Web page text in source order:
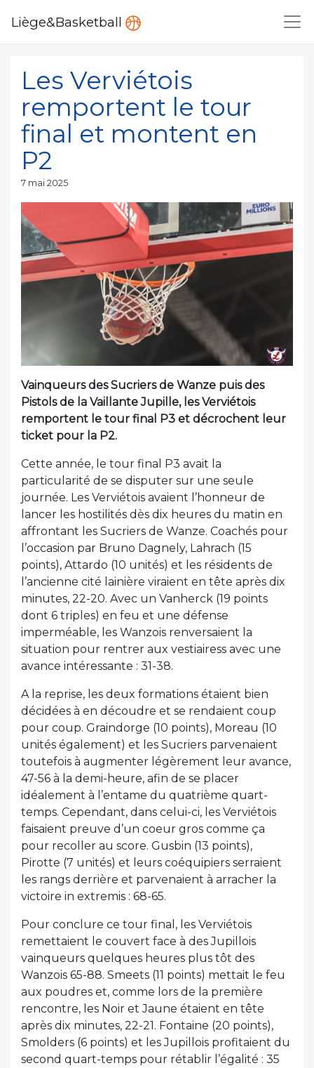
Liège&Basketball
Les Verviétois
remportent le tour
final et montent en
P2
Publié
7 mai 2025
Vainqueurs des Sucriers de Wanze puis des
Pistols de la Vaillante Jupille, les Verviétois
remportent le tour final P3 et décrochent leur
ticket pour la P2.
Cette année, le tour final P3 avait la
particularité de se disputer sur une seule
journée. Les Verviétois avaient l’honneur de
lancer les hostilités dès dix heures du matin en
affrontant les Sucriers de Wanze. Coachés pour
l’occasion par Bruno Dagnely, Lahrach (15
points), Attardo (10 unités) et les résidents de
l’ancienne cité lainière viraient en tête après dix
minutes, 22-20. Avec un Vanherck (19 points
dont 6 triples) en feu et une défense
imperméable, les Wanzois renversaient la
situation pour rentrer aux vestiairess avec une
avance intéressante : 31-38.
A la reprise, les deux formations étaient bien
décidées à en découdre et se rendaient coup
pour coup. Graindorge (10 points), Moreau (10
unités également) et les Sucriers parvenaient
toutefois à augmenter légèrement leur avance,
47-56 à la demi-heure, afin de se placer
idéalement à l’entame du quatrième quart-
temps. Cependant, dans celui-ci, les Verviétois
faisaient preuve d’un coeur gros comme ça
pour recoller au score. Gusbin (13 points),
Pirotte (7 unités) et leurs coéquipiers serraient
les rangs derrière et parvenaient à arracher la
victoire in extremis : 68-65.
Pour conclure ce tour final, les Verviétois
remettaient le couvert face à des Jupillois
vainqueurs quelques heures plus tôt des
Wanzois 65-88. Smeets (11 points) mettait le feu
aux poudres et, comme lors de la première
rencontre, les Noir et Jaune étaient en tête
après dix minutes, 22-21. Fontaine (20 points),
Smolders (6 points) et les Jupillois profitaient du
second quart-temps pour rétablir l’égalité : 35